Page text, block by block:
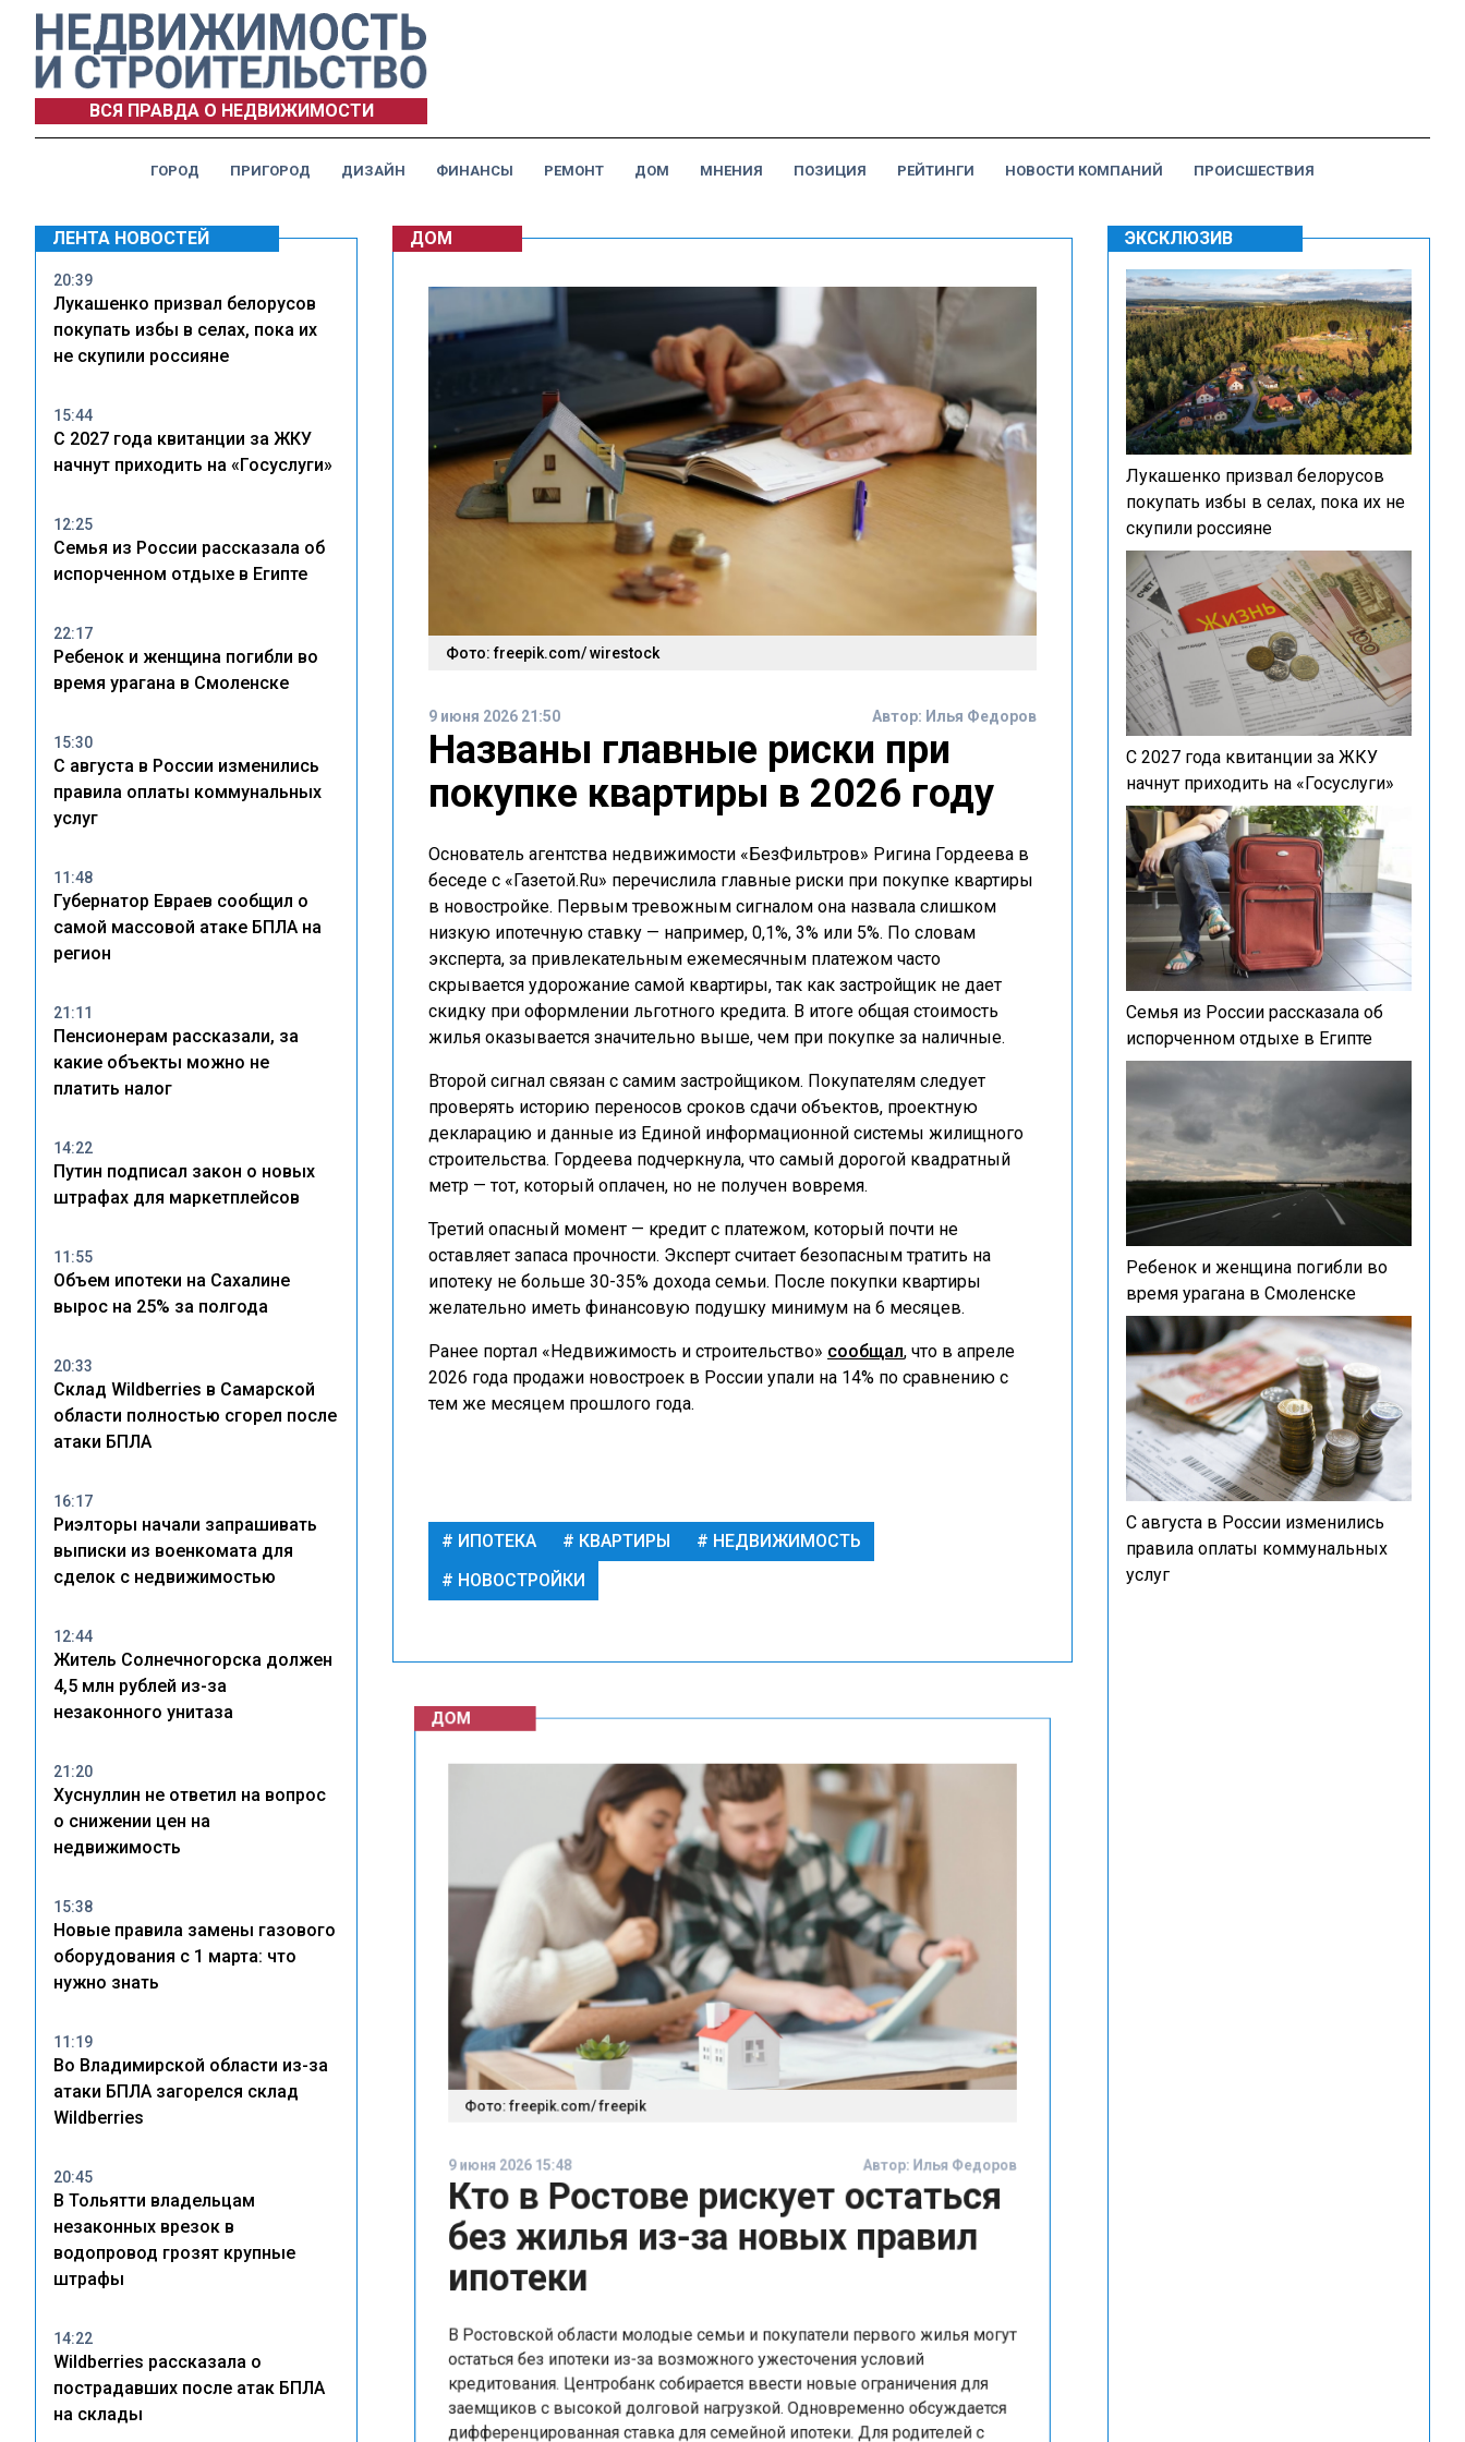
ВСЯ ПРАВДА О НЕДВИЖИМОСТИ
ГОРОД ПРИГОРОД ДИЗАЙН ФИНАНСЫ РЕМОНТ ДОМ МНЕНИЯ ПОЗИЦИЯ РЕЙТИНГИ НОВОСТИ КОМПАНИЙ ПРОИСШЕСТВИЯ
ЛЕНТА НОВОСТЕЙ
20:39
Лукашенко призвал белорусов
покупать избы в селах, пока их
не скупили россияне
15:44
С 2027 года квитанции за ЖКУ
начнут приходить на «Госуслуги»
12:25
Семья из России рассказала об
испорченном отдыхе в Египте
22:17
Ребенок и женщина погибли во
время урагана в Смоленске
15:30
С августа в России изменились
правила оплаты коммунальных
услуг
11:48
Губернатор Евраев сообщил о
самой массовой атаке БПЛА на
регион
21:11
Пенсионерам рассказали, за
какие объекты можно не
платить налог
14:22
Путин подписал закон о новых
штрафах для маркетплейсов
11:55
Объем ипотеки на Сахалине
вырос на 25% за полгода
20:33
Склад Wildberries в Самарской
области полностью сгорел после
атаки БПЛА
16:17
Риэлторы начали запрашивать
выписки из военкомата для
сделок с недвижимостью
12:44
Житель Солнечногорска должен
4,5 млн рублей из-за
незаконного унитаза
21:20
Хуснуллин не ответил на вопрос
о снижении цен на
недвижимость
15:38
Новые правила замены газового
оборудования с 1 марта: что
нужно знать
11:19
Во Владимирской области из-за
атаки БПЛА загорелся склад
Wildberries
20:45
В Тольятти владельцам
незаконных врезок в
водопровод грозят крупные
штрафы
14:22
Wildberries рассказала о
пострадавших после атак БПЛА
на склады
ДОМ
Фото: freepik.com/ wirestock
9 июня 2026 21:50 Автор: Илья Федоров
Названы главные риски при
покупке квартиры в 2026 году
Основатель агентства недвижимости «БезФильтров» Ригина Гордеева в
беседе с «Газетой.Ru» перечислила главные риски при покупке квартиры
в новостройке. Первым тревожным сигналом она назвала слишком
низкую ипотечную ставку — например, 0,1%, 3% или 5%. По словам
эксперта, за привлекательным ежемесячным платежом часто
скрывается удорожание самой квартиры, так как застройщик не дает
скидку при оформлении льготного кредита. В итоге общая стоимость
жилья оказывается значительно выше, чем при покупке за наличные.
Второй сигнал связан с самим застройщиком. Покупателям следует
проверять историю переносов сроков сдачи объектов, проектную
декларацию и данные из Единой информационной системы жилищного
строительства. Гордеева подчеркнула, что самый дорогой квадратный
метр — тот, который оплачен, но не получен вовремя.
Третий опасный момент — кредит с платежом, который почти не
оставляет запаса прочности. Эксперт считает безопасным тратить на
ипотеку не больше 30-35% дохода семьи. После покупки квартиры
желательно иметь финансовую подушку минимум на 6 месяцев.
Ранее портал «Недвижимость и строительство» сообщал, что в апреле
2026 года продажи новостроек в России упали на 14% по сравнению с
тем же месяцем прошлого года.
ИПОТЕКА КВАРТИРЫ
НЕДВИЖИМОСТЬ
НОВОСТРОЙКИ
ДОМ
Фото: freepik.com/ freepik
Кто в Ростове рискует остаться
без жилья из-за новых правил
ипотеки
В Ростовской области молодые семьи и покупатели первого жилья могут
остаться без ипотеки из-за возможного ужесточения условий
кредитования. Центробанк собирается ввести новые ограничения для
заемщиков с высокой долговой нагрузкой. Одновременно обсуждается
дифференцированная ставка для семейной ипотеки. Для родителей с
ЭКСКЛЮЗИВ
Лукашенко призвал белорусов
покупать избы в селах, пока их не
скупили россияне
С 2027 года квитанции за ЖКУ
начнут приходить на «Госуслуги»
Семья из России рассказала об
испорченном отдыхе в Египте
Ребенок и женщина погибли во
время урагана в Смоленске
С августа в России изменились
правила оплаты коммунальных
услуг